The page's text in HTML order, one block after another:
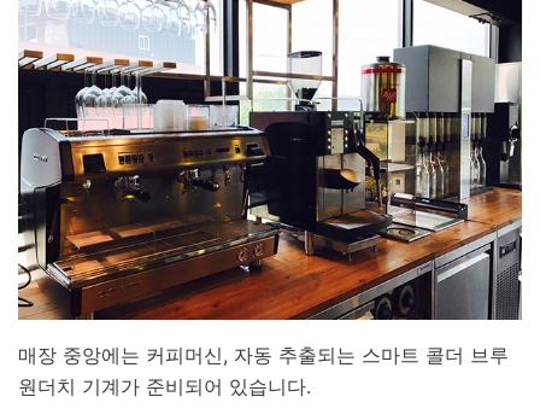
매장 중앙에는 커피머신, 자동 추출되는 스마트 콜더 브루
원더치 기계가 준비되어 있습니다.